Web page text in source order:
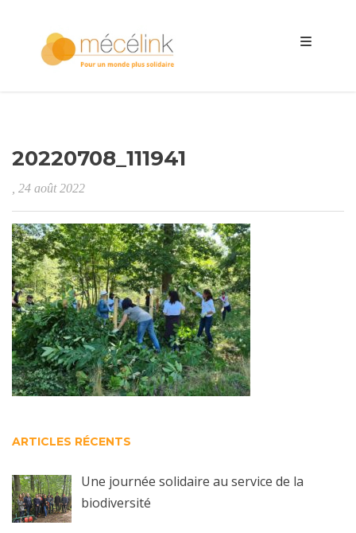
20220708_111941
, 24 août 2022
ARTICLES RÉCENTS
Une journée solidaire au service de la
biodiversité